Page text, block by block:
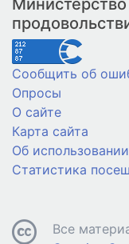
Сообщить об
Опросы
О сайте
Карта сайта
Об
Статистика
Все